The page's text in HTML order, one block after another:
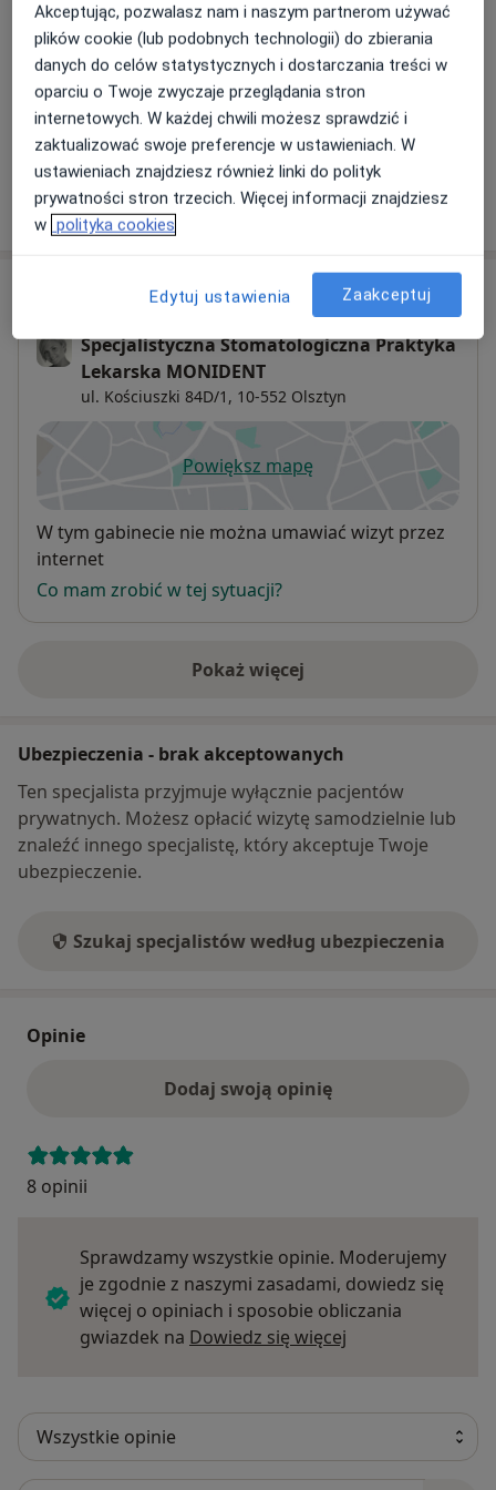
Profilaktyka próchnicy
Szczegóły
+ 4 usługi
W jaki sposób ustalane są ceny?
Specjalistyczna Stomatologiczna Praktyka
Lekarska MONIDENT
ul. Kościuszki 84D/1, 10-552 Olsztyn
Powiększ mapęotwiera się w nowej karcie
Dostępność
W tym gabinecie nie można umawiać wizyt przez
internet
Co mam zrobić w tej sytuacji?
Pokaż więcej
o adresie
Ubezpieczenia - brak akceptowanych
Ten specjalista przyjmuje wyłącznie pacjentów
prywatnych. Możesz opłacić wizytę samodzielnie lub
znaleźć innego specjalistę, który akceptuje Twoje
ubezpieczenie.
Szukaj specjalistów według ubezpieczenia
Opinie
Dodaj swoją opinię
8 opinii
Sprawdzamy wszystkie opinie. Moderujemy
je zgodnie z naszymi zasadami, dowiedz się
więcej o opiniach i sposobie obliczania
gwiazdek na Dowiedz się więcej
Akceptując, pozwalasz nam i naszym partnerom używać
plików cookie (lub podobnych technologii) do zbierania
danych do celów statystycznych i dostarczania treści w
oparciu o Twoje zwyczaje przeglądania stron
internetowych. W każdej chwili możesz sprawdzić i
zaktualizować swoje preferencje w ustawieniach. W
ustawieniach znajdziesz również linki do polityk
prywatności stron trzecich. Więcej informacji znajdziesz
w polityka cookies
Edytuj ustawienia Zaakceptuj